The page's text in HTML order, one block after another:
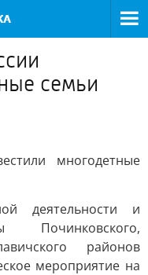
семьи
многодетные
деятельности и
Починковского,
районов
мероприятие на